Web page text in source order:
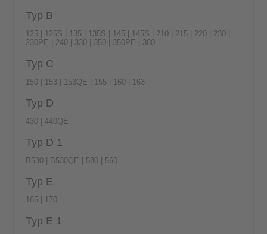
Typ B
125 | 125S | 135 | 135S | 145 | 145S | 210 | 215 | 220 | 230 |
230PE | 240 | 330 | 350 | 350PE | 380
Typ C
150 | 153 | 153QE | 155 | 160 | 163
Typ D
430 | 440QE
Typ D 1
B530 | B530QE | 580 | 560
Typ E
165 | 170
Typ E 1